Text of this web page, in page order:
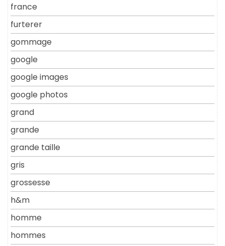
france
furterer
gommage
google
google images
google photos
grand
grande
grande taille
gris
grossesse
h&m
homme
hommes